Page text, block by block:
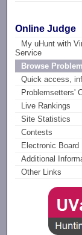
Online Judge
My uHunt with
Service
Browse
Quick access,
Problemsetters'
Live Rankings
Site Statistics
Contests
Electronic Board
Additional
Other Links